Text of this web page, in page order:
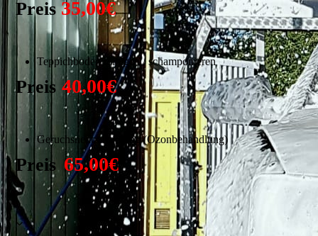
Preis 35,00€
Teppichboden reinigen / schamponieren
Preis 40,00€
Geruchsneutralisierung (Ozonbehandlung)
Preis 65,00€